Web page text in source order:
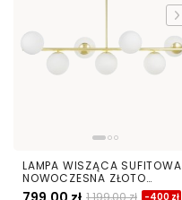
LAMPA WISZĄCA SUFITOWA
NOWOCZESNA ZŁOTO
KLASYCZNE BIAŁE KULE
1 199,00 zł -400 zł